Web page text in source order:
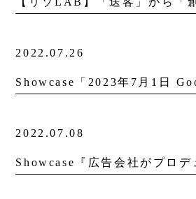
2022.07.26
2022.07.08